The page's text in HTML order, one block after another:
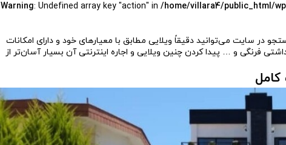
Warning: Undefined array key "action" in /home/villara4/public_html/
در سایت می‌توانید دقیقاً ویلایی مطابق با معیارهای خود و دارای امکانات
فرنگی و … پیدا کردن چنین ویلایی و اجاره اینترنتی آن بسیار آسان‌تر از
کامل